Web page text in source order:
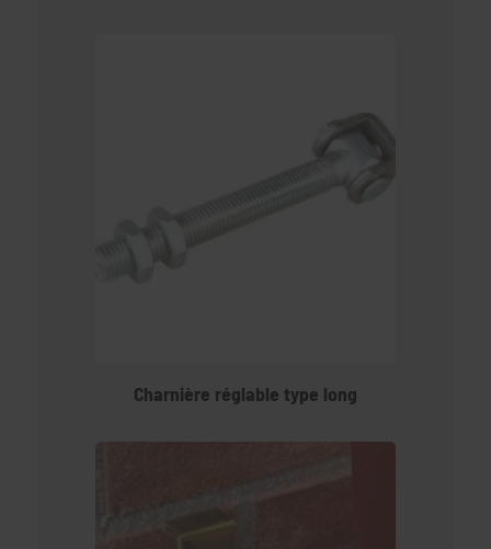
Charnière réglable type long